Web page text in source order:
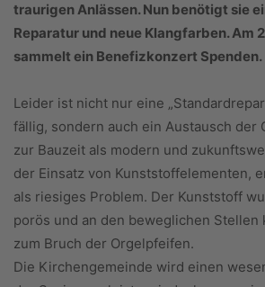
traurigen Anlässen. Nun benötigt sie
Reparatur und neue Klangfarben. Am
sammelt ein Benefizkonzert Spenden.
Leider ist nicht nur eine
fällig, sondern auch ein Austausch der
zur Bauzeit als modern und
der Einsatz von Kunststoffelementen,
als riesiges Problem. Der Kunststoff
porös und an den beweglichen Stellen
zum Bruch der Orgelpfeifen.
Die Kirchengemeinde wird einen